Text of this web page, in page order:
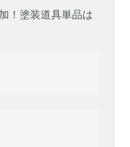
性塗料2kg + 水性メタ
性塗料4kg + 水性メタ
！塗装道具単品は